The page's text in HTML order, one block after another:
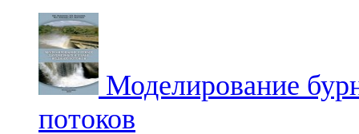
Моделирование
потоков